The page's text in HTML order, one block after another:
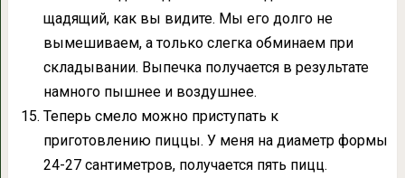
щадящий, как вы видите. Мы его долго не
вымешиваем, а только слегка обминаем при
складывании. Выпечка получается в результате
намного пышнее и воздушнее.
Теперь смело можно приступать к
приготовлению пиццы. У меня на диаметр формы
24-27 сантиметров, получается пять пицц.